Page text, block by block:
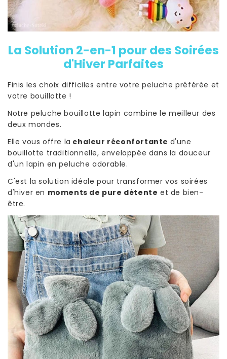
La Solution 2-en-1 pour des Soirées
d'Hiver Parfaites
Finis les choix difficiles entre votre peluche préférée et
votre bouillotte !
Notre peluche bouillotte lapin combine le meilleur des
deux mondes.
Elle vous offre la chaleur réconfortante d'une
bouillotte traditionnelle, enveloppée dans la douceur
d'un lapin en peluche adorable.
C'est la solution idéale pour transformer vos soirées
d'hiver en moments de pure détente et de bien-
être.